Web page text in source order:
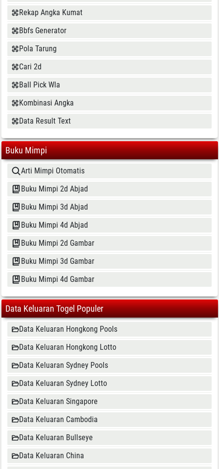
Rekap Angka Kumat
Bbfs Generator
Pola Tarung
Cari 2d
Ball Pick Wla
Kombinasi Angka
Data Result Text
Buku Mimpi
Arti Mimpi Otomatis
Buku Mimpi 2d Abjad
Buku Mimpi 3d Abjad
Buku Mimpi 4d Abjad
Buku Mimpi 2d Gambar
Buku Mimpi 3d Gambar
Buku Mimpi 4d Gambar
Data Keluaran Togel Populer
Data Keluaran Hongkong Pools
Data Keluaran Hongkong Lotto
Data Keluaran Sydney Pools
Data Keluaran Sydney Lotto
Data Keluaran Singapore
Data Keluaran Cambodia
Data Keluaran Bullseye
Data Keluaran China